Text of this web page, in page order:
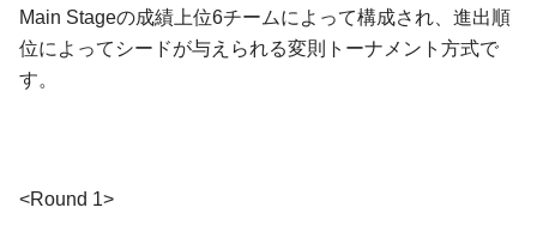
Main Stageの成績上位6チームによって構成され、進出順
位によってシードが与えられる変則トーナメント方式で
す。
<Round 1>